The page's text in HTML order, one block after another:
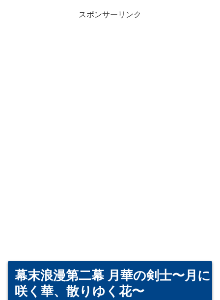
スポンサーリンク
幕末浪漫第二幕 月華の剣士〜月に
咲く華、散りゆく花〜